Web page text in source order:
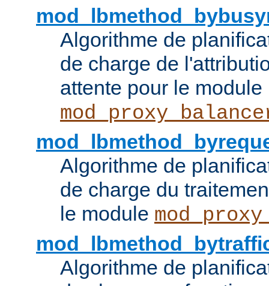
Algorithme de
de charge de
attente pour le module
Algorithme de
de charge du
le module
Algorithme de